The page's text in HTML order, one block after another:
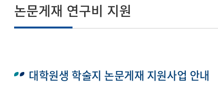
논문게재 연구비 지원
대학원생 학술지 논문게재 지원사업 안내